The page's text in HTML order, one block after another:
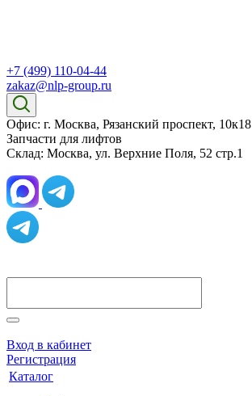
+7 (499) 110-04-44
zakaz@nlp-group.ru
Офис: г. Москва, Рязанский проспект, 10к18
Запчасти для лифтов
Склад: Москва, ул. Верхние Поля, 52 стр.1
Вход в кабинет
Регистрация
Каталог